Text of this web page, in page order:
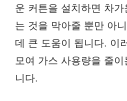
운 커튼을 설치하면 차가
는 것을 막아줄 뿐만 아
데 큰 도움이 됩니다. 이
모여 가스 사용량을 줄
니다.